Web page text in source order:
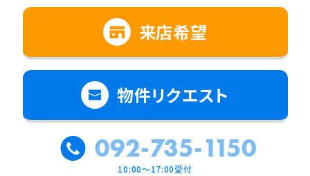
来店希望
物件リクエスト
092-735-1150
10:00～17:00受付